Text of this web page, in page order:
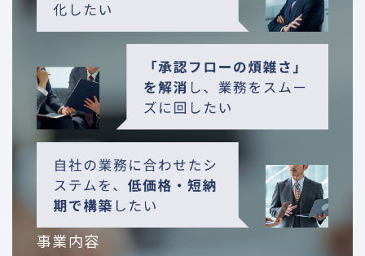
事業内容